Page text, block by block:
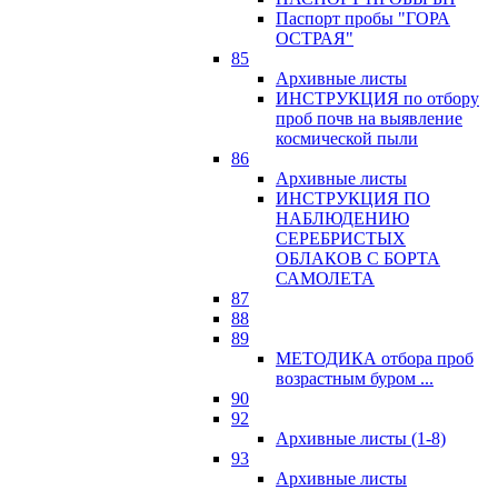
Паспорт пробы "ГОРА
ОСТРАЯ"
85
Архивные листы
ИНСТРУКЦИЯ по отбору
проб почв на выявление
космической пыли
86
Архивные листы
ИНСТРУКЦИЯ ПО
НАБЛЮДЕНИЮ
СЕРЕБРИСТЫХ
ОБЛАКОВ С БОРТА
САМОЛЕТА
87
88
89
МЕТОДИКА отбора проб
возрастным буром ...
90
92
Архивные листы (1-8)
93
Архивные листы